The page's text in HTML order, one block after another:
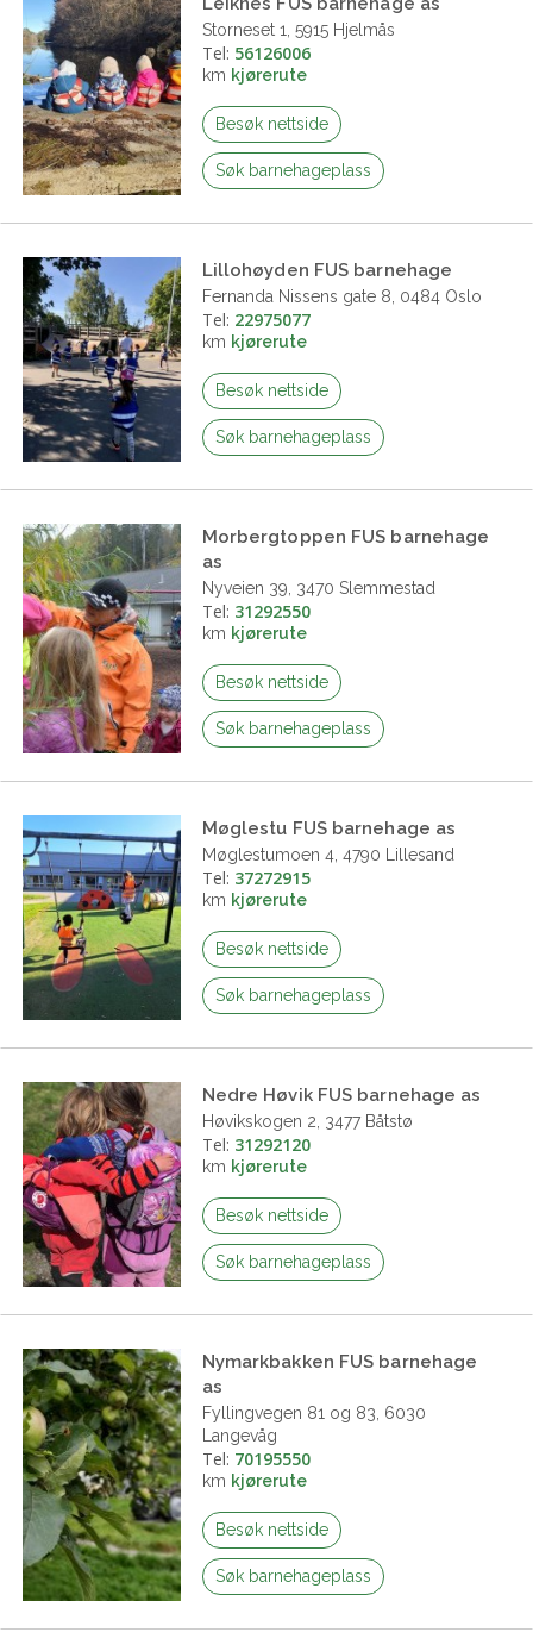
Storneset 1, 5915 Hjelmås
Tel: 56126006
km kjørerute
Besøk nettside
Søk barnehageplass
Lillohøyden FUS barnehage
Fernanda Nissens gate 8, 0484 Oslo
Tel: 22975077
km kjørerute
Besøk nettside
Søk barnehageplass
Morbergtoppen FUS barnehage
as
Nyveien 39, 3470 Slemmestad
Tel: 31292550
km kjørerute
Besøk nettside
Søk barnehageplass
Møglestu FUS barnehage as
Møglestumoen 4, 4790 Lillesand
Tel: 37272915
km kjørerute
Besøk nettside
Søk barnehageplass
Nedre Høvik FUS barnehage as
Høvikskogen 2, 3477 Båtstø
Tel: 31292120
km kjørerute
Besøk nettside
Søk barnehageplass
Nymarkbakken FUS barnehage
as
Fyllingvegen 81 og 83, 6030
Langevåg
Tel: 70195550
km kjørerute
Besøk nettside
Søk barnehageplass